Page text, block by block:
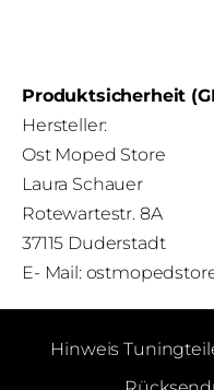
Produktsicherheit
Hersteller:
Ost Moped Store
Laura Schauer
Rotewartestr. 8A
37115 Duderstadt
E- Mail:
Hinweis